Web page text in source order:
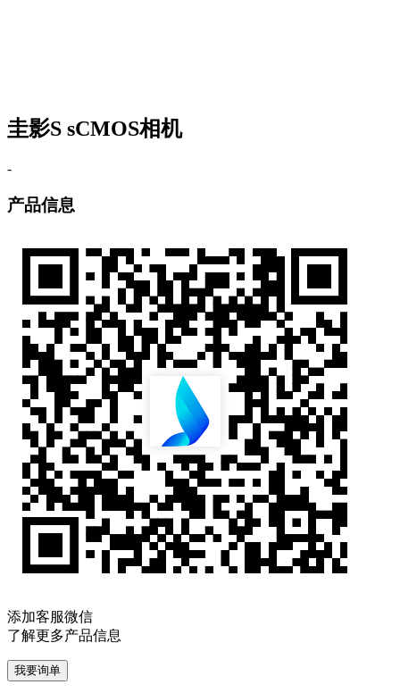
圭影S sCMOS相机
-
产品信息
添加客服微信
了解更多产品信息
我要询单